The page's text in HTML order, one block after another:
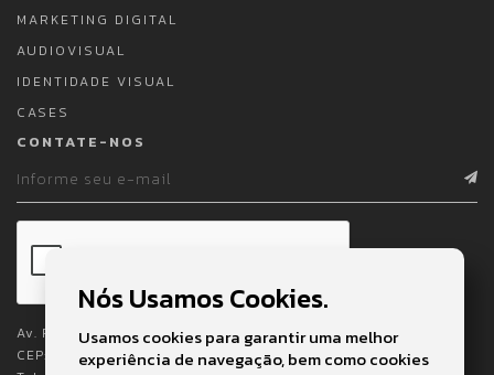
Nós Usamos Cookies.
Usamos cookies para garantir uma melhor
experiência de navegação, bem como cookies
MARKETING DIGITAL
AUDIOVISUAL
IDENTIDADE VISUAL
CASES
CONTATE-NOS
Av. Pedro Lessa, 2023 - 1º e 2º Andares
CEP: 11025-003 - Embaré - Santos - SP